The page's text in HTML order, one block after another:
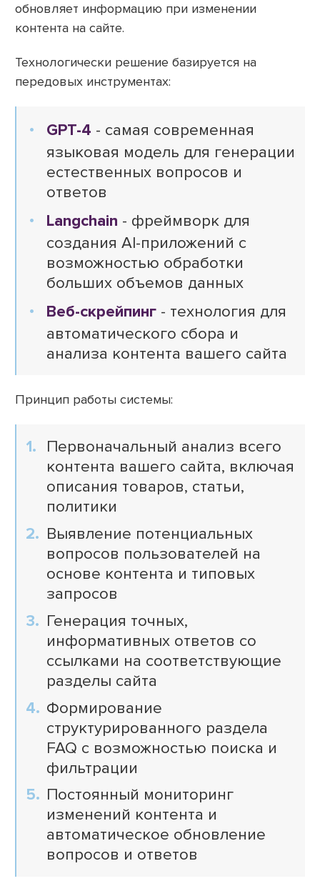
обновляет информацию при изменении
контента на сайте.
Технологически решение базируется на
передовых инструментах:
GPT-4 - самая современная
языковая модель для генерации
естественных вопросов и
ответов
Langchain - фреймворк для
создания AI-приложений с
возможностью обработки
больших объемов данных
Веб-скрейпинг - технология для
автоматического сбора и
анализа контента вашего сайта
Принцип работы системы:
Первоначальный анализ всего
контента вашего сайта, включая
описания товаров, статьи,
политики
Выявление потенциальных
вопросов пользователей на
основе контента и типовых
запросов
Генерация точных,
информативных ответов со
ссылками на соответствующие
разделы сайта
Формирование
структурированного раздела
FAQ с возможностью поиска и
фильтрации
Постоянный мониторинг
изменений контента и
автоматическое обновление
вопросов и ответов